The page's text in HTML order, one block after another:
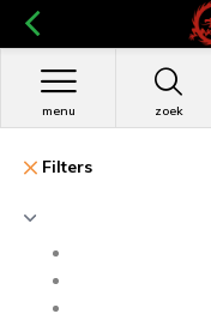
zoek
menu
Filters